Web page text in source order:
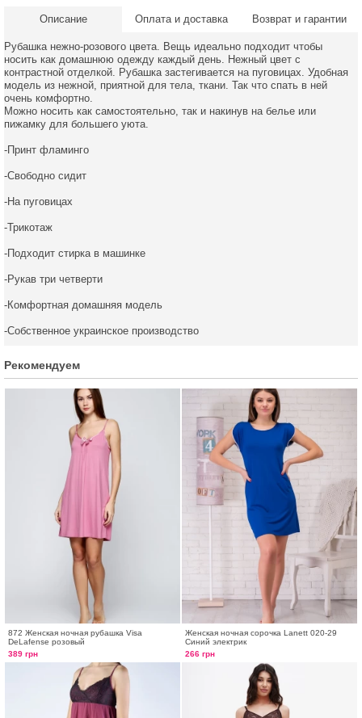
Описание Оплата и доставка Возврат и гарантии
Рубашка нежно-розового цвета. Вещь идеально подходит чтобы
носить как домашнюю одежду каждый день. Нежный цвет с
контрастной отделкой. Рубашка застегивается на пуговицах. Удобная
модель из нежной, приятной для тела, ткани. Так что спать в ней
очень комфортно.
Можно носить как самостоятельно, так и накинув на белье или
пижамку для большего уюта.
-Принт фламинго
-Свободно сидит
-На пуговицах
-Трикотаж
-Подходит стирка в машинке
-Рукав три четверти
-Комфортная домашняя модель
-Собственное украинское производство
Рекомендуем
872 Женская ночная рубашка Visa
DeLafense розовый
389 грн
Женская ночная сорочка Lanett 020-29
Синий электрик
266 грн